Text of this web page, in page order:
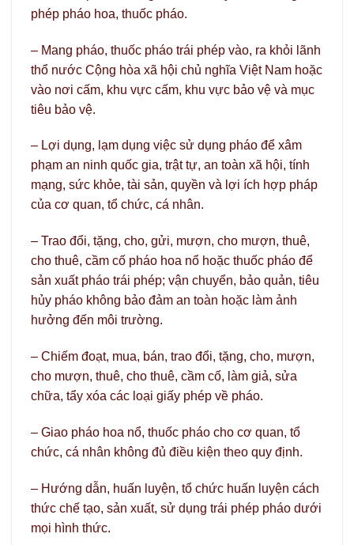
phép pháo hoa, thuốc pháo.
– Mang pháo, thuốc pháo trái phép vào, ra khỏi lãnh
thổ nước Cộng hòa xã hội chủ nghĩa Việt Nam hoặc
vào nơi cấm, khu vực cấm, khu vực bảo vệ và mục
tiêu bảo vệ.
– Lợi dụng, lạm dụng việc sử dụng pháo để xâm
phạm an ninh quốc gia, trật tự, an toàn xã hội, tính
mạng, sức khỏe, tài sản, quyền và lợi ích hợp pháp
của cơ quan, tổ chức, cá nhân.
– Trao đổi, tặng, cho, gửi, mượn, cho mượn, thuê,
cho thuê, cầm cố pháo hoa nổ hoặc thuốc pháo để
sản xuất pháo trái phép; vận chuyển, bảo quản, tiêu
hủy pháo không bảo đảm an toàn hoặc làm ảnh
hưởng đến môi trường.
– Chiếm đoạt, mua, bán, trao đổi, tặng, cho, mượn,
cho mượn, thuê, cho thuê, cầm cố, làm giả, sửa
chữa, tẩy xóa các loại giấy phép về pháo.
– Giao pháo hoa nổ, thuốc pháo cho cơ quan, tổ
chức, cá nhân không đủ điều kiện theo quy định.
– Hướng dẫn, huấn luyện, tổ chức huấn luyện cách
thức chế tạo, sản xuất, sử dụng trái phép pháo dưới
mọi hình thức.